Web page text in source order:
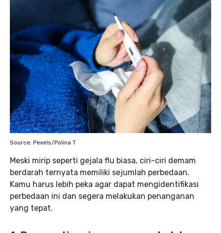
Source: Pexels/Polina T
Meski mirip seperti gejala flu biasa, ciri-ciri demam
berdarah ternyata memiliki sejumlah perbedaan.
Kamu harus lebih peka agar dapat mengidentifikasi
perbedaan ini dan segera melakukan penanganan
yang tepat.